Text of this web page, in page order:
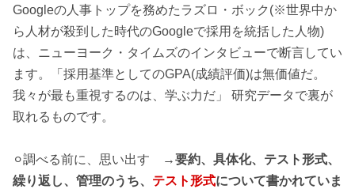
Googleの人事トップを務めたラズロ・ボック(※世界中か
ら人材が殺到した時代のGoogleで採用を統括した人物)
は、ニューヨーク・タイムズのインタビューで断言してい
ます。「採用基準としてのGPA(成績評価)は無価値だ。
我々が最も重視するのは、学ぶ力だ」 研究データで裏が
取れるものです。
⚪︎調べる前に、思い出す →要約、具体化、テスト形式、
繰り返し、管理のうち、 テスト形式について書かれていま